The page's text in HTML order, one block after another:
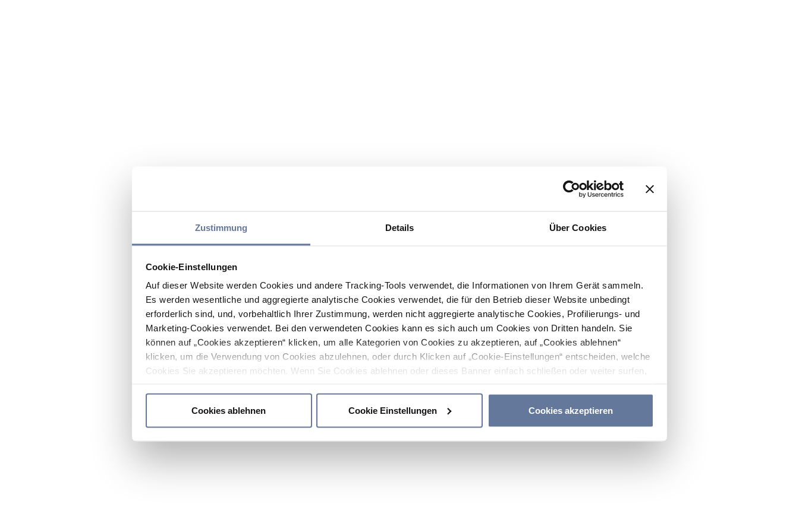
Zustimmung Details Über Cookies
Cookie-Einstellungen
Auf dieser Website werden Cookies und andere Tracking-Tools verwendet, die Informationen von Ihrem Gerät sammeln.
Es werden wesentliche und aggregierte analytische Cookies verwendet, die für den Betrieb dieser Website unbedingt
erforderlich sind, und, vorbehaltlich Ihrer Zustimmung, werden nicht aggregierte analytische Cookies, Profilierungs- und
Marketing-Cookies verwendet. Bei den verwendeten Cookies kann es sich auch um Cookies von Dritten handeln. Sie
können auf „Cookies akzeptieren“ klicken, um alle Kategorien von Cookies zu akzeptieren, auf „Cookies ablehnen“
klicken, um die Verwendung von Cookies abzulehnen, oder durch Klicken auf „Cookie-Einstellungen“ entscheiden, welche
Cookies Sie akzeptieren möchten. Wenn Sie Cookies ablehnen oder dieses Banner einfach schließen oder weiter surfen,
Cookies ablehnen
Cookie Einstellungen Cookies akzeptieren